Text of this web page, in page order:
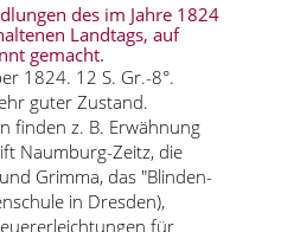
des im Jahre 1824
Landtags, auf
gemacht.
1824. 12 S. Gr.-8°.
guter Zustand.
finden z. B. Erwähnung
Naumburg-Zeitz, die
Grimma, das "Blinden-
in Dresden),
für